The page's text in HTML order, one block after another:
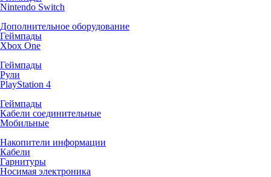
Nintendo Switch
Дополнительное оборудование
Геймпады
Xbox One
Геймпады
Рули
PlayStation 4
Геймпады
Кабели соединительные
Мобильные
Накопители информации
Кабели
Гарнитуры
Носимая электроника